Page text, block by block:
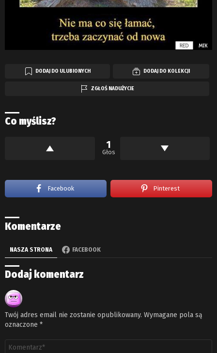
DODAJ DO ULUBIONYCH DODAJ DO KOLEKCJI
ZGŁOŚ NADUŻYCIE
Co myślisz?
1
Głos
Facebook Pinterest
Komentarze
NASZA STRONA FACEBOOK
Dodaj komentarz
Twój adres email nie zostanie opublikowany. Wymagane pola są
oznaczone *